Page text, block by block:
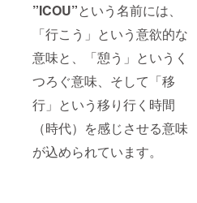
”ICOU”という名前には、
「行こう」という意欲的な
意味と、「憩う」というく
つろぐ意味、そして「移
行」という移り行く時間
（時代）を感じさせる意味
が込められています。